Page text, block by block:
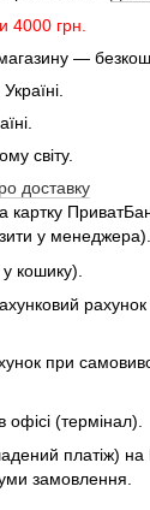
4000 грн.
—
світу.
доставку
картку
у менеджера).
кошику).
при
(термінал).
платіж) на
замовлення.